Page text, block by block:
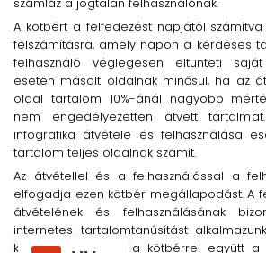
A kötbért a felfedezést napjától
felszámításra, amely napon a kérdéses
felhasználó véglegesen eltünteti
esetén másolt oldalnak minősül, ha az
oldal tartalom 10%-ánál nagyobb
nem engedélyezetten átvett
infografika átvétele és felhasználása
tartalom teljes oldalnak számít.
Az átvétellel és a felhasználással a
elfogadja ezen kötbér megállapodást. A
átvételének és felhasználásának
internetes tartalomtanúsítást
közokirat költségét a kötbérrel együtt a